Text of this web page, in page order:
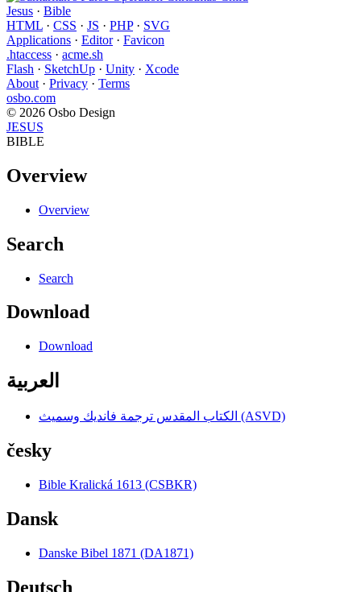
Jesus · Bible
HTML · CSS · JS · PHP· SVG
Applications · Editor· Favicon
.htaccess · acme.sh
Flash · SketchUp · Unity · Xcode
About · Privacy · Terms
osbo.com
© 2026 Osbo Design
JESUS
BIBLE
Overview
Overview
Search
Search
Download
Download
العربية
الكتاب المقدس ترجمة فانديك وسميث (ASVD)
česky
Bible Kralická 1613 (CSBKR)
Dansk
Danske Bibel 1871 (DA1871)
Deutsch